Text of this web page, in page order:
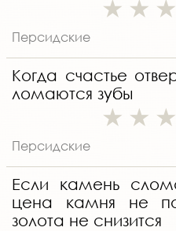
Персидские
Когда счастье
ломаются зубы
Персидские
Если камень
цена камня не
золота не снизится